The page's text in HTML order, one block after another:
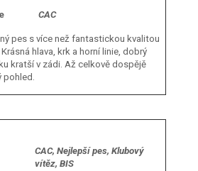
CAC
pes s více než fantastickou kvalitou
hlava, krk a horní linie, dobrý
kratší v zádi. Až celkově dospějě
pohled.
CAC, Nejlepší pes, Klubový
vítěz, BIS